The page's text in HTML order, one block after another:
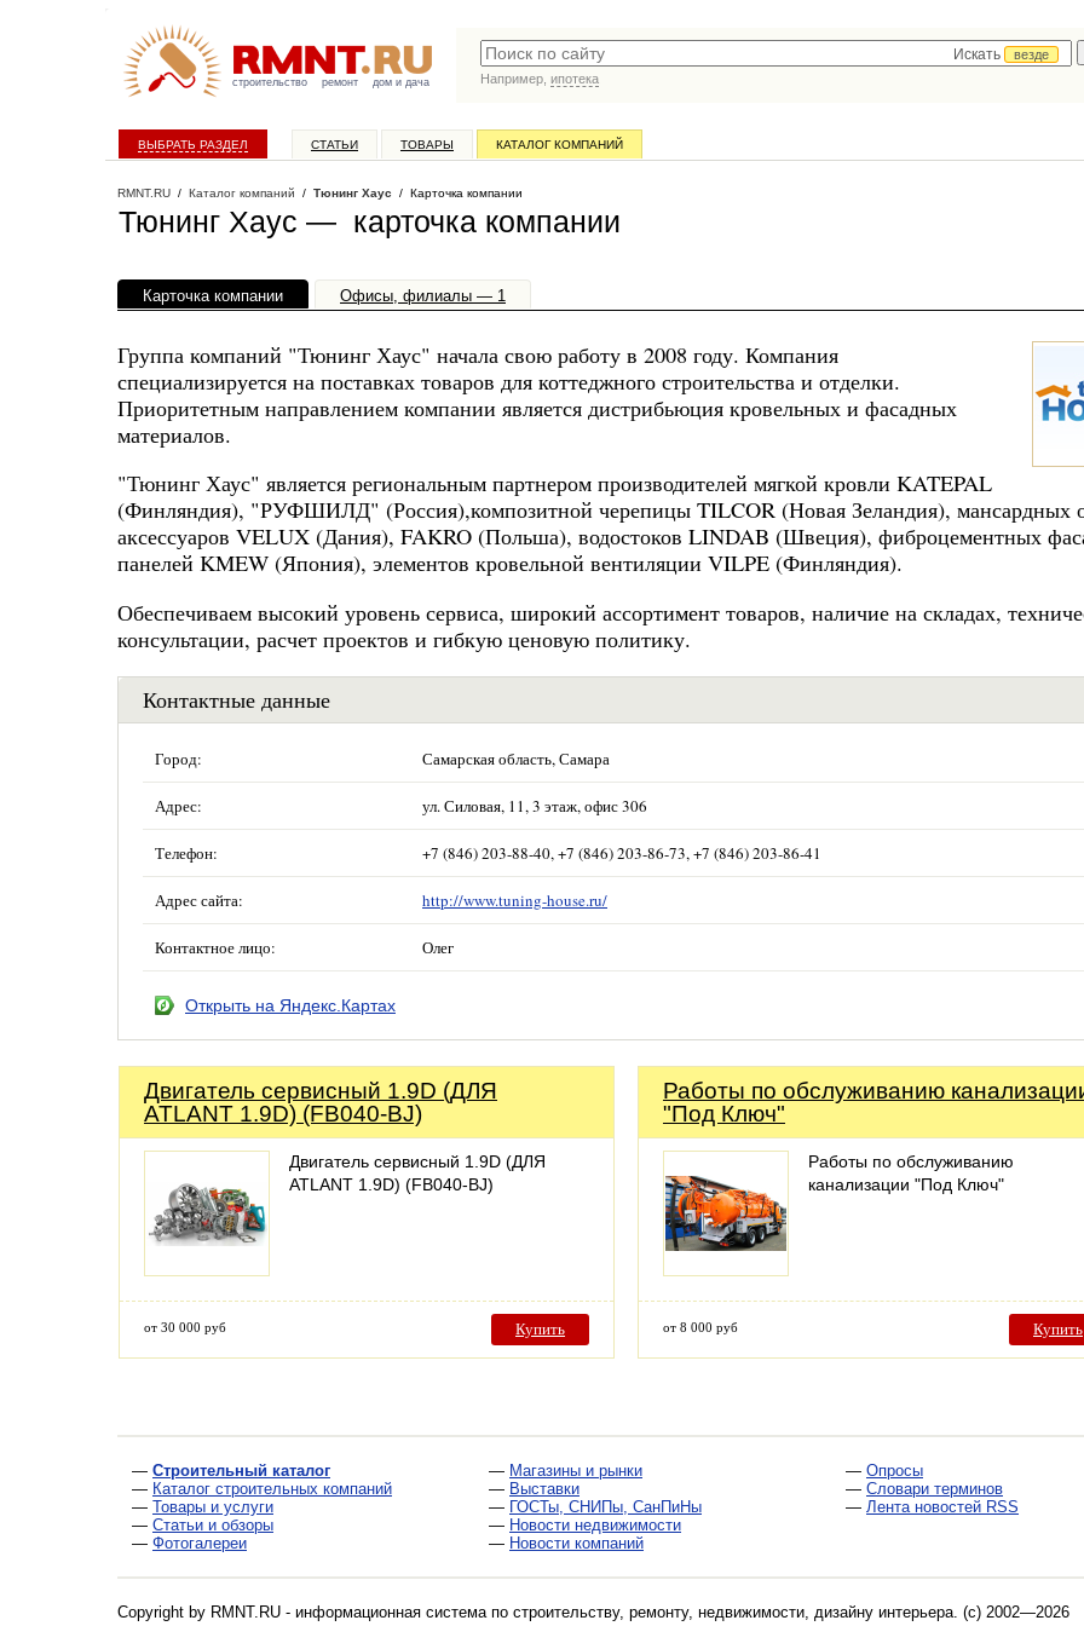
строительство ремонт дом и дача
Искать
везде
Например, ипотека
ВЫБРАТЬ РАЗДЕЛ СТАТЬИ ТОВАРЫ КАТАЛОГ КОМПАНИЙ
RMNT.RU / Каталог компаний / Тюнинг Хаус / Карточка компании
Тюнинг Хаус — карточка компании
Карточка компании Офисы, филиалы — 1
Группа компаний "Тюнинг Хаус" начала свою работу в 2008 году. Компания
специализируется на поставках товаров для коттеджного строительства и отделки.
Приоритетным направлением компании является дистрибьюция кровельных и фасадных
материалов.
"Тюнинг Хаус" является региональным партнером производителей мягкой кровли KATEPAL
(Финляндия), "РУФШИЛД" (Россия),композитной черепицы TILCOR (Новая Зеландия), мансардных
аксессуаров VELUX (Дания), FAKRO (Польша), водостоков LINDAB (Швеция), фиброцементных
панелей KMEW (Япония), элементов кровельной вентиляции VILPE (Финляндия).
Обеспечиваем высокий уровень сервиса, широкий ассортимент товаров, наличие на складах,
консультации, расчет проектов и гибкую ценовую политику.
Контактные данные
Город: Самарская область, Самара
Адрес: ул. Силовая, 11, 3 этаж, офис 306
Телефон: +7 (846) 203-88-40, +7 (846) 203-86-73, +7 (846) 203-86-41
Адрес сайта: http://www.tuning-house.ru/
Контактное лицо: Олег
Открыть на Яндекс.Картах
Двигатель сервисный 1.9D (ДЛЯ
ATLANT 1.9D) (FB040-BJ)
Двигатель сервисный 1.9D (ДЛЯ
ATLANT 1.9D) (FB040-BJ)
от 30 000 руб Купить
Работы по обслуживанию
"Под Ключ"
Работы по обслуживанию
канализации "Под Ключ"
от 8 000 руб Купить
— Строительный каталог
— Каталог строительных компаний
— Товары и услуги
— Статьи и обзоры
— Фотогалереи
— Магазины и рынки
— Выставки
— ГОСТы, СНИПы, СанПиНы
— Новости недвижимости
— Новости компаний
— Опросы
— Словари терминов
— Лента новостей RSS
Copyright by RMNT.RU - информационная система по строительству, ремонту, недвижимости, дизайну интерьера . (c) 2002—2026